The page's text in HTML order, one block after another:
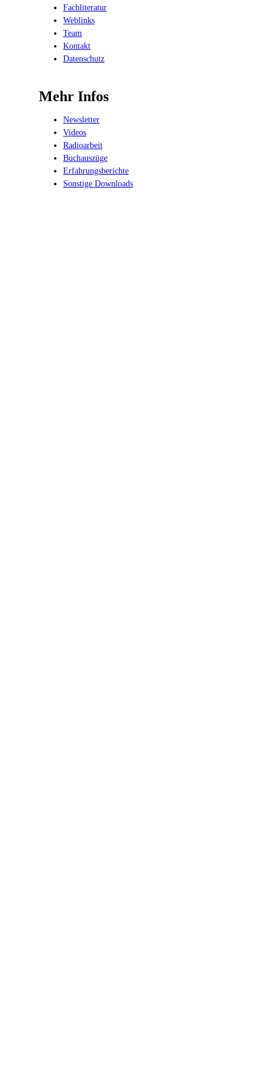
Fachliteratur
Weblinks
Team
Kontakt
Datenschutz
Mehr Infos
Newsletter
Videos
Radioarbeit
Buchauszüge
Erfahrungsberichte
Sonstige Downloads